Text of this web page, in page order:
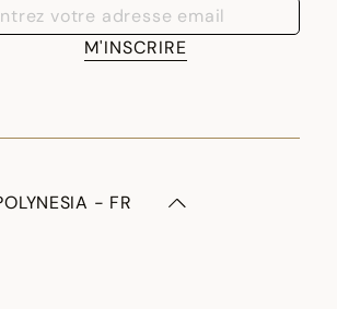
M'INSCRIRE
- FR